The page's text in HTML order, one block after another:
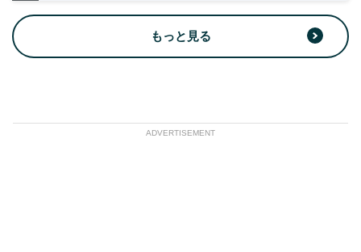
もっと見る
ADVERTISEMENT